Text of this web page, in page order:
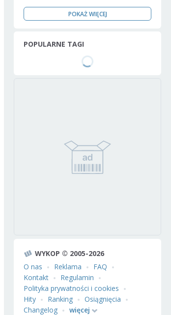
POKAŻ WIĘCEJ
POPULARNE TAGI
WYKOP © 2005-2026
O nas
Reklama
FAQ
Kontakt
Regulamin
Polityka prywatności i cookies
Hity
Ranking
Osiągnięcia
Changelog
więcej